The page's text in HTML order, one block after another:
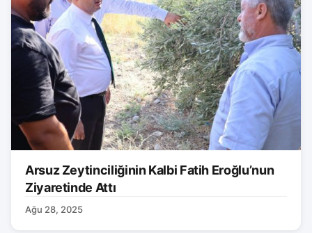
Arsuz Zeytinciliğinin Kalbi Fatih Eroğlu’nun
Ziyaretinde Attı
Ağu 28, 2025